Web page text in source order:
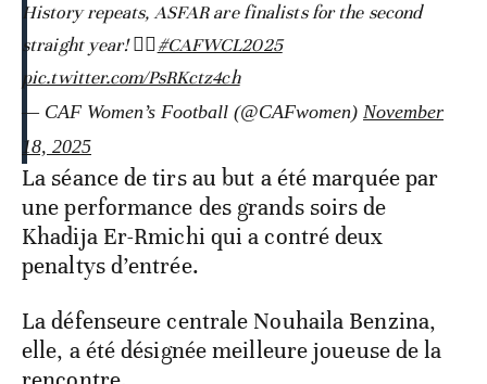
History repeats, ASFAR are finalists for the second
straight year! ❤️‍🔥#CAFWCL2025
pic.twitter.com/PsRKctz4ch
— CAF Women’s Football (@CAFwomen) November
18, 2025
La séance de tirs au but a été marquée par
une performance des grands soirs de
Khadija Er-Rmichi qui a contré deux
penaltys d’entrée.
La défenseure centrale Nouhaila Benzina,
elle, a été désignée meilleure joueuse de la